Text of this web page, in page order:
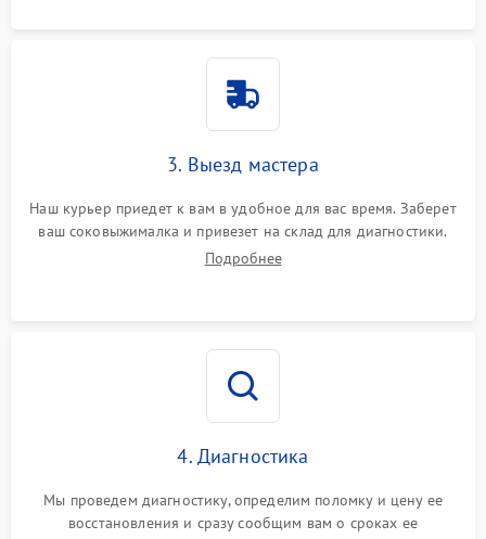
3. Выезд мастера
Наш курьер приедет к вам в удобное для вас время. Заберет
ваш соковыжималка и привезет на склад для диагностики.
Подробнее
4. Диагностика
Мы проведем диагностику, определим поломку и цену ее
восстановления и сразу сообщим вам о сроках ее